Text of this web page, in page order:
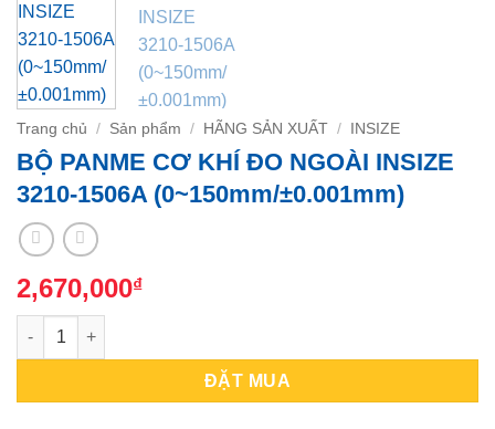
Trang chủ / Sản phẩm / HÃNG SẢN XUẤT / INSIZE
BỘ PANME CƠ KHÍ ĐO NGOÀI INSIZE
3210-1506A (0~150mm/±0.001mm)
2,670,000₫
BỘ PANME CƠ KHÍ ĐO NGOÀI INSIZE 3210-1506A (0~150mm/
ĐẶT MUA